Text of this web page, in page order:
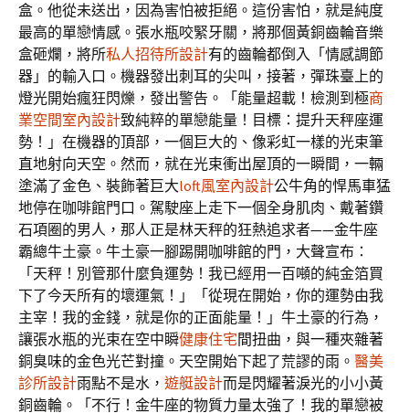
盒。他從未送出，因為害怕被拒絕。這份害怕，就是純度
最高的單戀情感。張水瓶咬緊牙關，將那個黃銅齒輪音樂
盒砸爛，將所私人招待所設計有的齒輪都倒入「情感調節
器」的輸入口。機器發出刺耳的尖叫，接著，彈珠臺上的
燈光開始瘋狂閃爍，發出警告。「能量超載！檢測到極商
業空間室內設計致純粹的單戀能量！目標：提升天秤座運
勢！」在機器的頂部，一個巨大的、像彩虹一樣的光束筆
直地射向天空。然而，就在光束衝出屋頂的一瞬間，一輛
塗滿了金色、裝飾著巨大loft風室內設計公牛角的悍馬車猛
地停在咖啡館門口。駕駛座上走下一個全身肌肉、戴著鑽
石項圈的男人，那人正是林天秤的狂熱追求者——金牛座
霸總牛土豪。牛土豪一腳踢開咖啡館的門，大聲宣布：
「天秤！別管那什麼負運勢！我已經用一百噸的純金箔買
下了今天所有的壞運氣！」「從現在開始，你的運勢由我
主宰！我的金錢，就是你的正面能量！」牛土豪的行為，
讓張水瓶的光束在空中瞬健康住宅間扭曲，與一種夾雜著
銅臭味的金色光芒對撞。天空開始下起了荒謬的雨。 醫美
診所設計雨點不是水， 遊艇設計而是閃耀著淚光的小小黃
銅齒輪。「不行！金牛座的物質力量太強了！我的單戀被